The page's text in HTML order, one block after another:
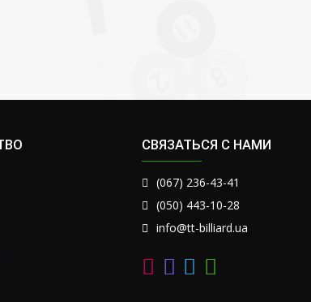
СВЯЗАТЬСЯ С НАМИ
(067) 236-43-41
(050) 443-10-28
info@tt-billiard.ua